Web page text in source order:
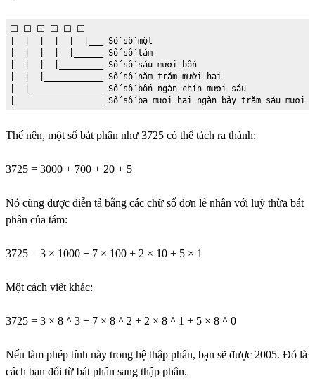
⬜️ ⬜️ ⬜️ ⬜️ ⬜️ ⬜️
|  |  |  |  |  |___ Số số một
|  |  |  |  |______ Số số tám
|  |  |  |_________ Số số sáu mươi bốn
|  |  |____________ Số số năm trăm mười hai
|  |_______________ Số số bốn ngàn chín mươi sáu
|__________________ Số số ba mươi hai ngàn bảy trăm sáu mươi
Thế nên, một số bát phân như 3725 có thể tách ra thành:
3725 = 3000 + 700 + 20 + 5
Nó cũng được diễn tả bằng các chữ số đơn lẻ nhân với luỹ thừa bát
phân của tám:
3725 = 3 × 1000 + 7 × 100 + 2 × 10 + 5 × 1
Một cách viết khác:
3725 = 3 × 8＾3 + 7 × 8＾2 + 2 × 8＾1 + 5 × 8＾0
Nếu làm phép tính này trong hệ thập phân, bạn sẽ được 2005. Đó là
cách bạn đổi từ bát phân sang thập phân.